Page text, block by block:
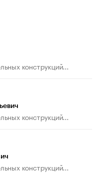
конструкций...
конструкций...
конструкций...